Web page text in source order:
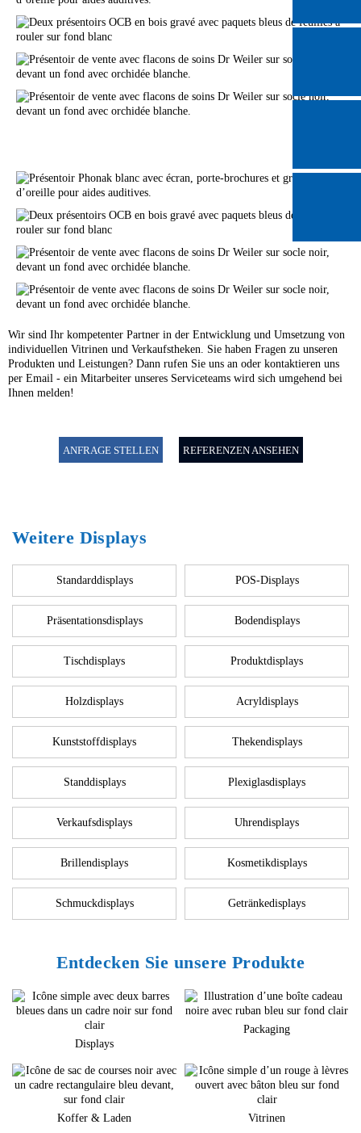
Wir sind Ihr kompetenter Partner in der Entwicklung und Umsetzung von
individuellen Vitrinen und Verkaufstheken. Sie haben Fragen zu unseren
Produkten und Leistungen? Dann rufen Sie uns an oder kontaktieren uns
per Email - ein Mitarbeiter unseres Serviceteams wird sich umgehend bei
Ihnen melden!
ANFRAGE STELLEN REFERENZEN ANSEHEN
Weitere Displays
Standarddisplays POS-Displays
Präsentationsdisplays Bodendisplays
Tischdisplays Produktdisplays
Holzdisplays Acryldisplays
Kunststoffdisplays Thekendisplays
Standdisplays Plexiglasdisplays
Verkaufsdisplays Uhrendisplays
Brillendisplays Kosmetikdisplays
Schmuckdisplays Getränkedisplays
Entdecken Sie unsere Produkte
Displays
Packaging
Koffer & Laden Vitrinen